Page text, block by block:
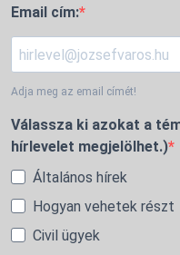
Email cím:
Adja meg az email címét!
Válassza ki azokat a
hírlevelet megjelölhet.)
Általános hírek
Hogyan vehetek részt
Civil ügyek